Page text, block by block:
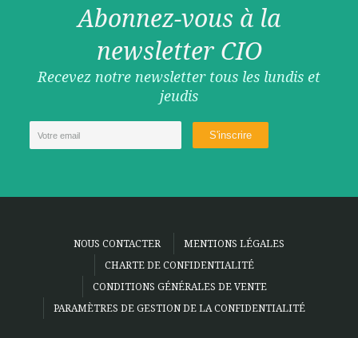
Abonnez-vous à la
newsletter CIO
Recevez notre newsletter tous les lundis et
jeudis
NOUS CONTACTER
MENTIONS LÉGALES
CHARTE DE CONFIDENTIALITÉ
CONDITIONS GÉNÉRALES DE VENTE
PARAMÈTRES DE GESTION DE LA CONFIDENTIALITÉ